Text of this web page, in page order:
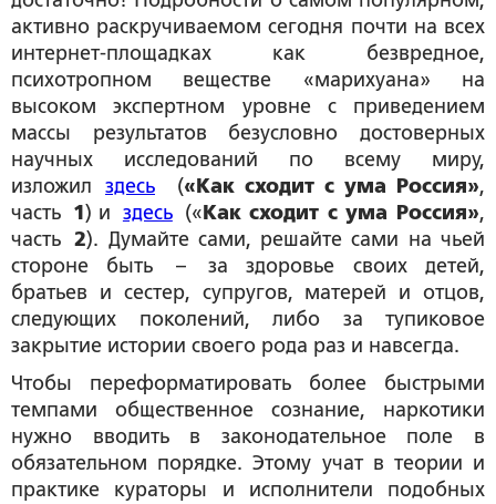
активно раскручиваемом сегодня почти на всех
интернет-площадках как безвредное,
психотропном веществе «марихуана» на
высоком экспертном уровне с приведением
массы результатов безусловно достоверных
научных исследований по всему миру,
изложил здесь («Как сходит с ума Россия»,
часть 1 ) и здесь(« Как сходит с ума Россия»,
часть2). Думайте сами, решайте сами на чьей
стороне быть – за здоровье своих детей,
братьев и сестер, супругов, матерей и отцов,
следующих поколений, либо за тупиковое
закрытие истории своего рода раз и навсегда.
Чтобы переформатировать более быстрыми
темпами общественное сознание, наркотики
нужно вводить в законодательное поле в
обязательном порядке. Этому учат в теории и
практике кураторы и исполнители подобных